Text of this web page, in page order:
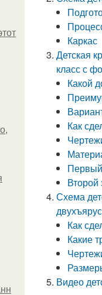
Каркас
Детская
класс с
Какой
Как
Первый
Второй
Схема
Как
Какие
Видео